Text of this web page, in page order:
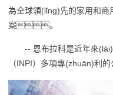
為全球領(lǐng)先的家用和商
案。
-- 恩布拉科是近年來
（INPI）多項專(zhuān)利